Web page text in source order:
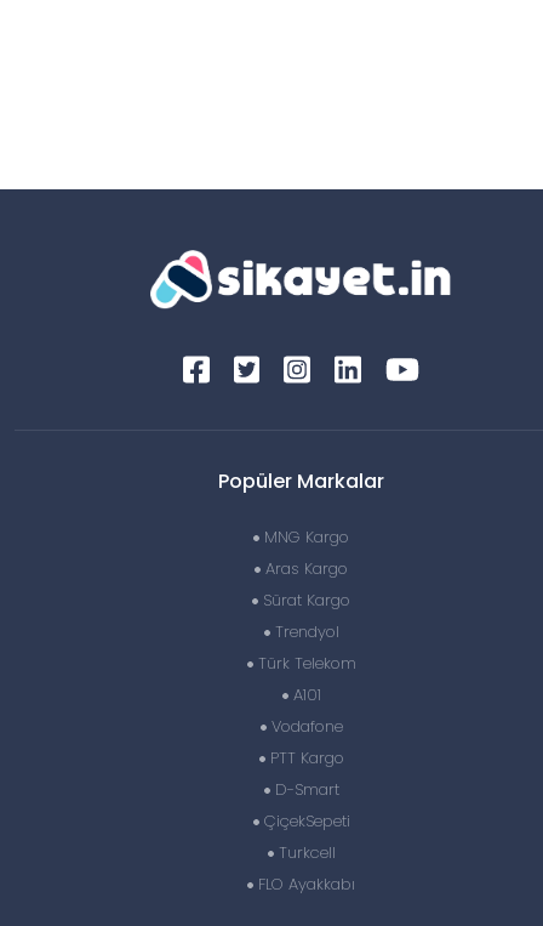
Popüler Markalar
MNG Kargo
Aras Kargo
Sürat Kargo
Trendyol
Türk Telekom
A101
Vodafone
PTT Kargo
D-Smart
ÇiçekSepeti
Turkcell
FLO Ayakkabı